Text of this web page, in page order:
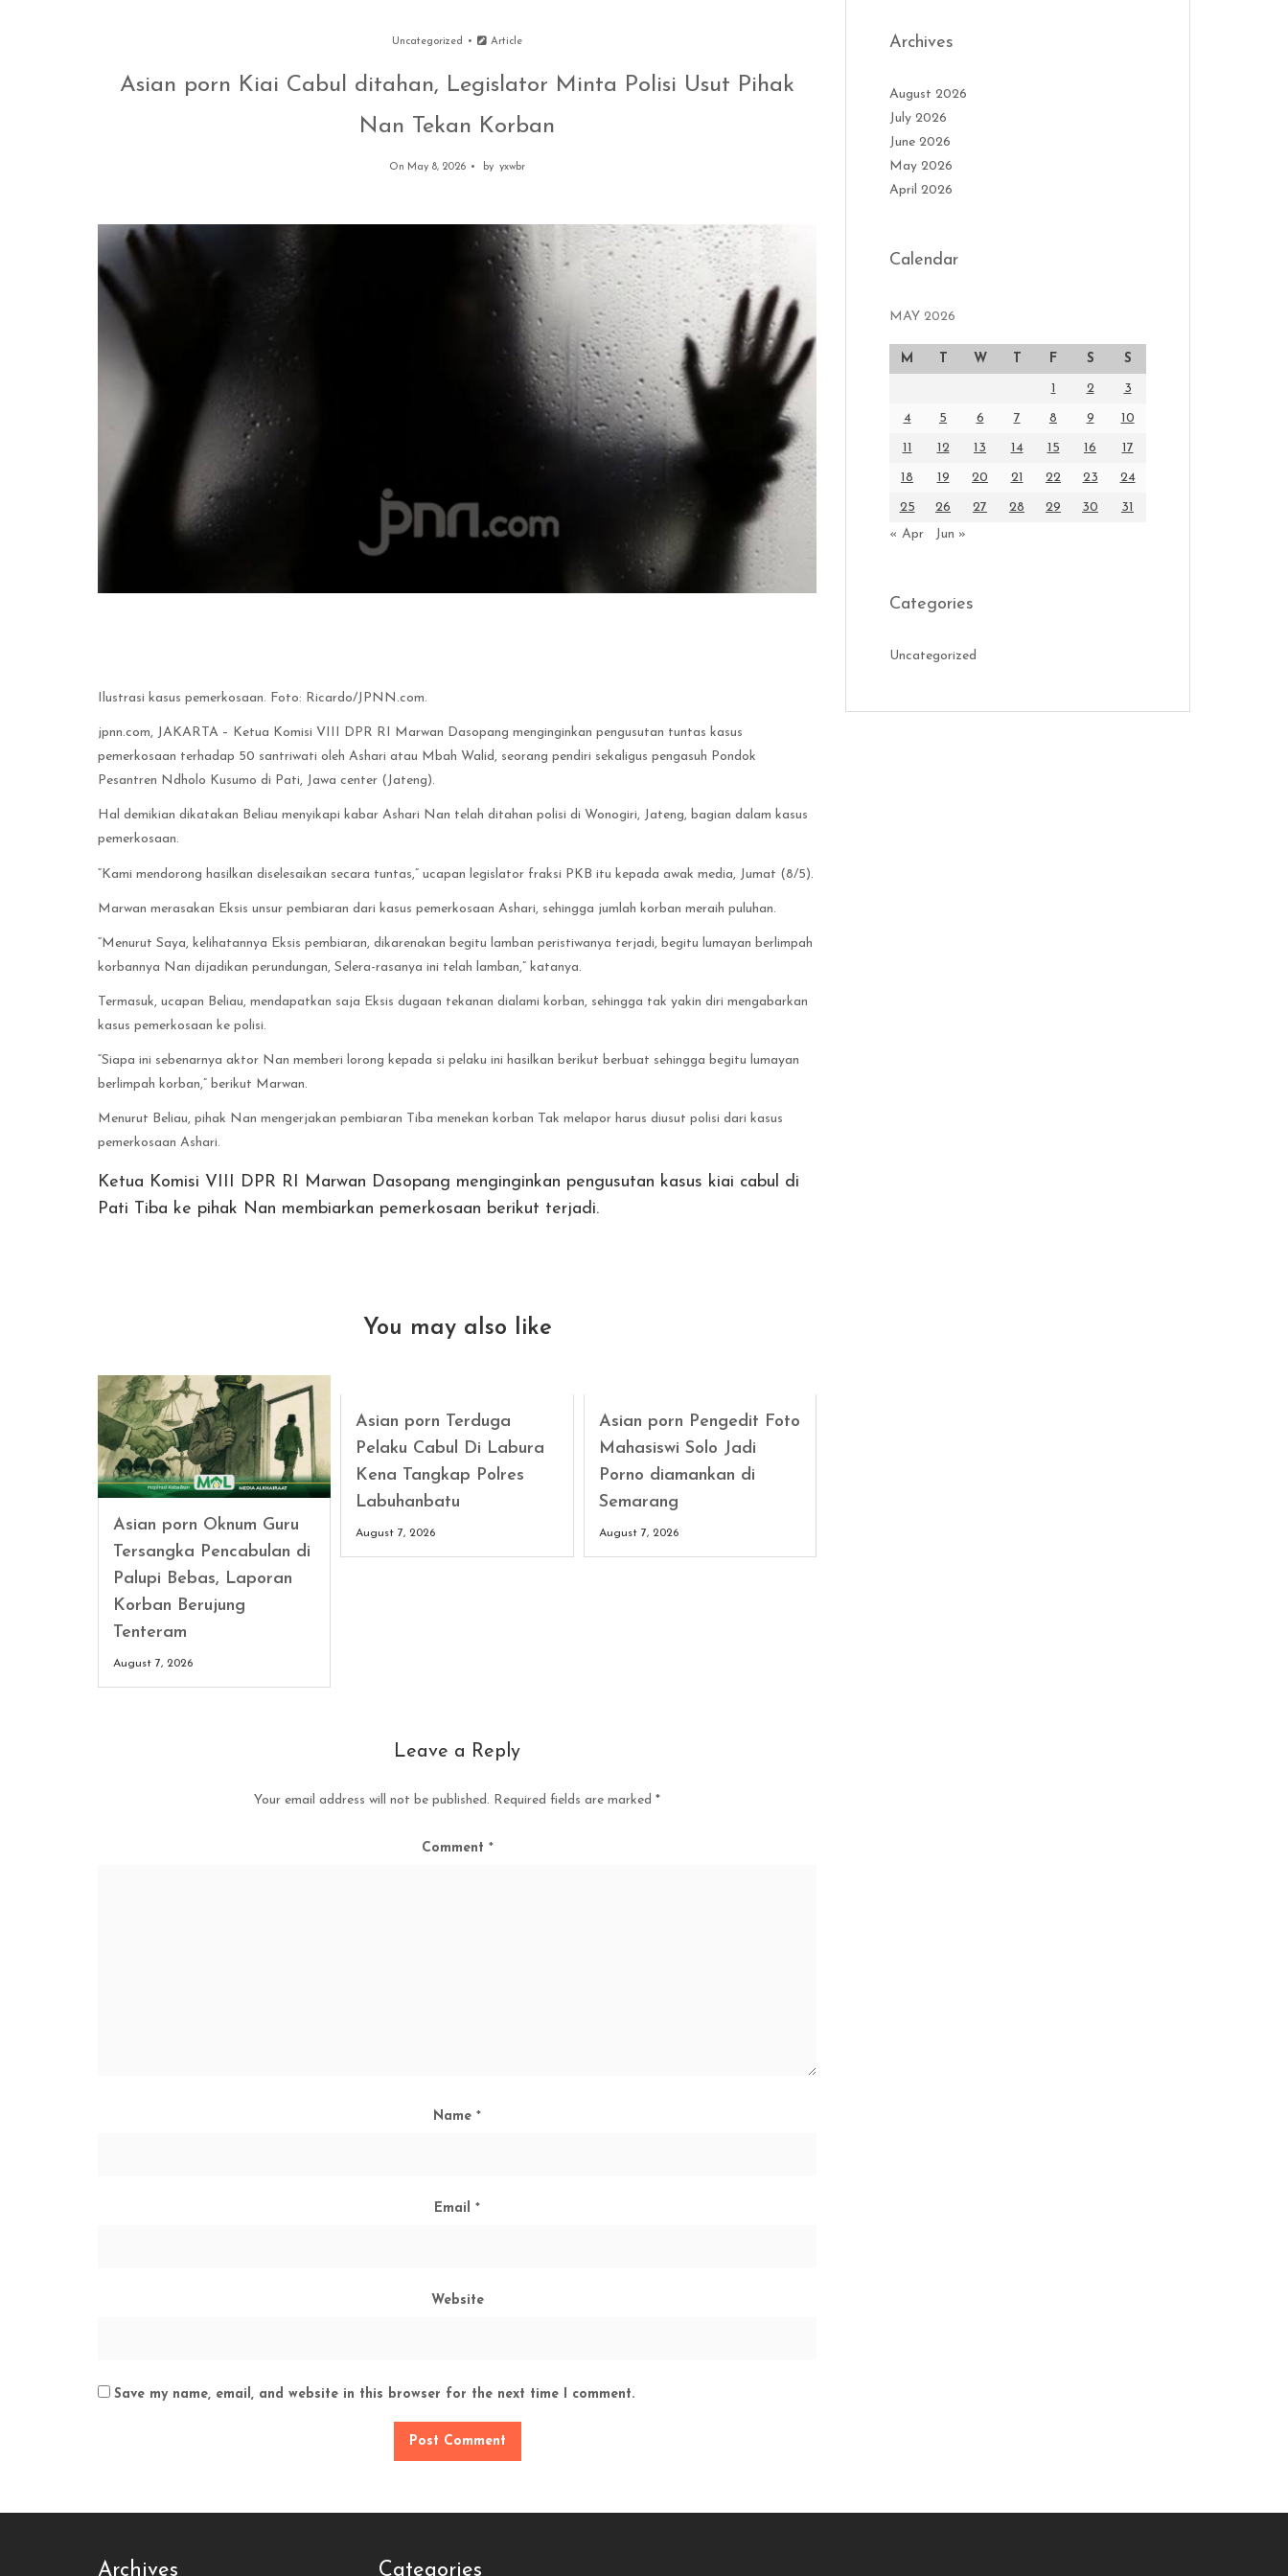
Uncategorized Article
Asian porn Kiai Cabul ditahan, Legislator Minta Polisi Usut Pihak
Nan Tekan Korban
On May 8, 2026 by yxwbr
Ilustrasi kasus pemerkosaan. Foto: Ricardo/JPNN.com.
jpnn.com, JAKARTA – Ketua Komisi VIII DPR RI Marwan Dasopang menginginkan pengusutan tuntas kasus
pemerkosaan terhadap 50 santriwati oleh Ashari atau Mbah Walid, seorang pendiri sekaligus pengasuh Pondok
Pesantren Ndholo Kusumo di Pati, Jawa center (Jateng).
Hal demikian dikatakan Beliau menyikapi kabar Ashari Nan telah ditahan polisi di Wonogiri, Jateng, bagian dalam kasus
pemerkosaan.
“Kami mendorong hasilkan diselesaikan secara tuntas,” ucapan legislator fraksi PKB itu kepada awak media, Jumat (8/5).
Marwan merasakan Eksis unsur pembiaran dari kasus pemerkosaan Ashari, sehingga jumlah korban meraih puluhan.
“Menurut Saya, kelihatannya Eksis pembiaran, dikarenakan begitu lamban peristiwanya terjadi, begitu lumayan berlimpah
korbannya Nan dijadikan perundungan, Selera-rasanya ini telah lamban,” katanya.
Termasuk, ucapan Beliau, mendapatkan saja Eksis dugaan tekanan dialami korban, sehingga tak yakin diri mengabarkan
kasus pemerkosaan ke polisi.
“Siapa ini sebenarnya aktor Nan memberi lorong kepada si pelaku ini hasilkan berikut berbuat sehingga begitu lumayan
berlimpah korban,” berikut Marwan.
Menurut Beliau, pihak Nan mengerjakan pembiaran Tiba menekan korban Tak melapor harus diusut polisi dari kasus
pemerkosaan Ashari.
Ketua Komisi VIII DPR RI Marwan Dasopang menginginkan pengusutan kasus kiai cabul di
Pati Tiba ke pihak Nan membiarkan pemerkosaan berikut terjadi.
You may also like
Asian porn Oknum Guru
Tersangka Pencabulan di
Palupi Bebas, Laporan
Korban Berujung
Tenteram
August 7, 2026
Asian porn Terduga
Pelaku Cabul Di Labura
Kena Tangkap Polres
Labuhanbatu
August 7, 2026
Asian porn Pengedit Foto
Mahasiswi Solo Jadi
Porno diamankan di
Semarang
August 7, 2026
Leave a Reply
Your email address will not be published. Required fields are marked *
Comment *
Name *
Email *
Website
Save my name, email, and website in this browser for the next time I comment.
Archives
August 2026
July 2026
June 2026
May 2026
April 2026
Calendar
MAY 2026
M T W T F S S
1 2 3
4 5 6 7 8 9 10
11 12 13 14 15 16 17
18 19 20 21 22 23 24
25 26 27 28 29 30
31
« Apr
Jun »
Categories
Uncategorized
Archives Categories